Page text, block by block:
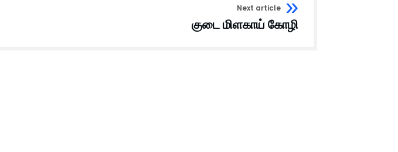
Next article
குடை மிளகாய் கோழி